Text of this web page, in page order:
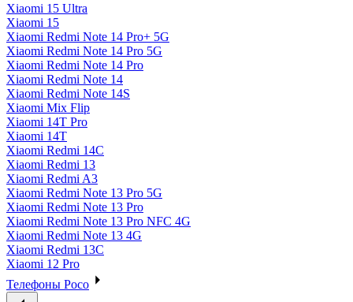
Xiaomi 15 Ultra
Xiaomi 15
Xiaomi Redmi Note 14 Pro+ 5G
Xiaomi Redmi Note 14 Pro 5G
Xiaomi Redmi Note 14 Pro
Xiaomi Redmi Note 14
Xiaomi Redmi Note 14S
Xiaomi Mix Flip
Xiaomi 14T Pro
Xiaomi 14T
Xiaomi Redmi 14C
Xiaomi Redmi 13
Xiaomi Redmi A3
Xiaomi Redmi Note 13 Pro 5G
Xiaomi Redmi Note 13 Pro
Xiaomi Redmi Note 13 Pro NFC 4G
Xiaomi Redmi Note 13 4G
Xiaomi Redmi 13C
Xiaomi 12 Pro
Телефоны Poco